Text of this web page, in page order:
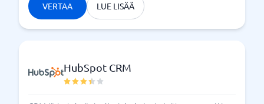
VERTAA LUE LISÄÄ
HubSpot CRM